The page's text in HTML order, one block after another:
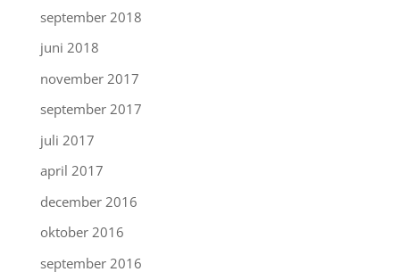
september 2018
juni 2018
november 2017
september 2017
juli 2017
april 2017
december 2016
oktober 2016
september 2016